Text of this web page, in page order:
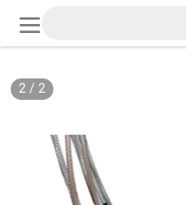
2
/
2